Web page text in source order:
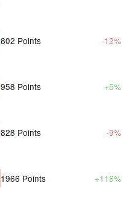
802 Points -12%
958 Points +5%
828 Points -9%
1966 Points +116%